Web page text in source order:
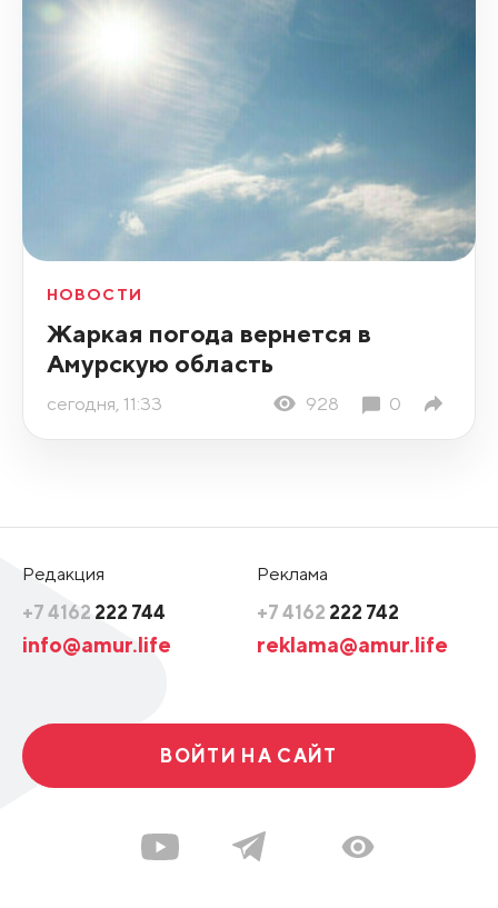
НОВОСТИ
Жаркая погода вернется в
Амурскую область
сегодня, 11:33 928 0
Редакция
+7 4162 222 744
info@amur.life
Реклама
+7 4162 222 742
reklama@amur.life
ВОЙТИ НА САЙТ